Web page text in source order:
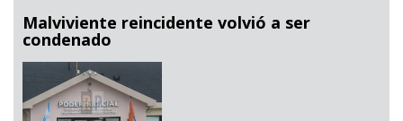
Malviviente reincidente volvió a ser
condenado